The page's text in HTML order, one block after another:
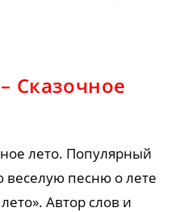
Сказочное
лето. Популярный
веселую песню о лете
Автор слов и